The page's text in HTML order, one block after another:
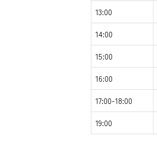
13:00
14:00
15:00
16:00
17:00-18:00
19:00